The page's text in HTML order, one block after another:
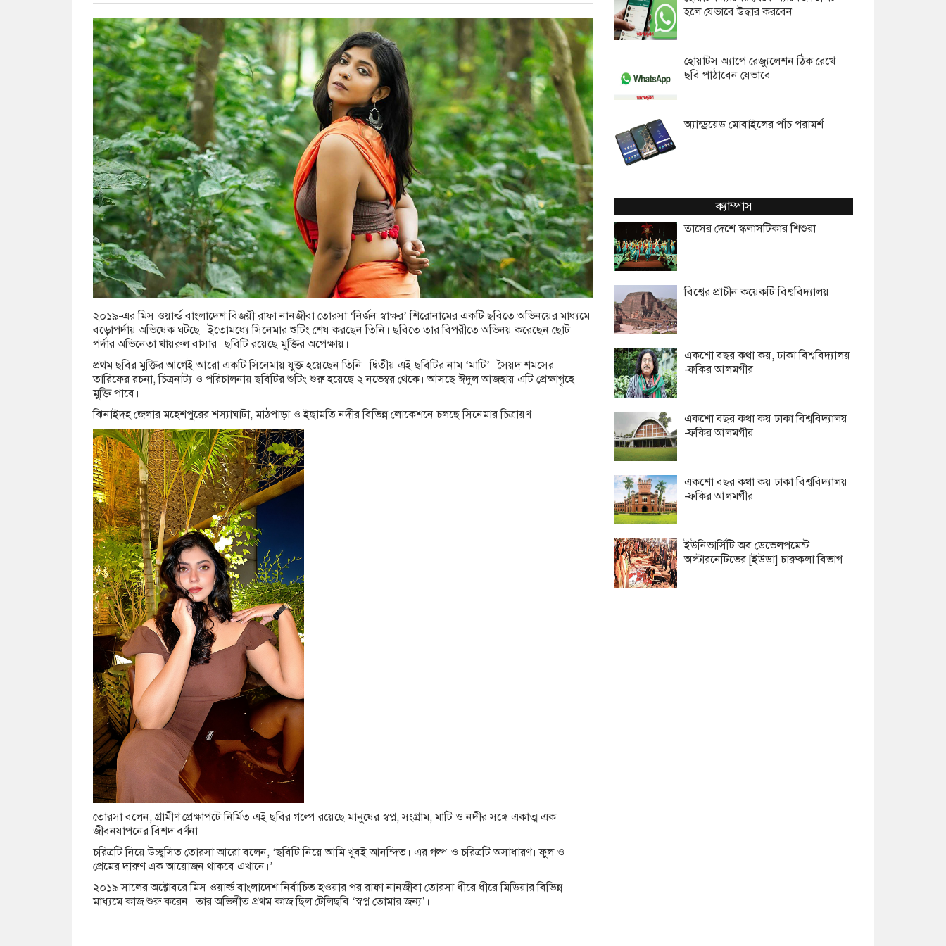
২০১৯-এর মিস ওয়ার্ল্ড বাংলাদেশ বিজয়ী রাফা নানজীবা তোরসা ‘নির্জন স্বাক্ষর’ শিরোনামের একটি ছবিতে অভিনয়ের মাধ্যমে
বড়োপর্দায় অভিষেক ঘটছে। ইতোমধ্যে সিনেমার শুটিং শেষ করছেন তিনি। ছবিতে তার বিপরীতে অভিনয় করেছেন ছোট
পর্দার অভিনেতা খায়রুল বাসার। ছবিটি রয়েছে মুক্তির অপেক্ষায়।
প্রথম ছবির মুক্তির আগেই আরো একটি সিনেমায় যুক্ত হয়েছেন তিনি। দ্বিতীয় এই ছবিটির নাম ‘মাটি’। সৈয়দ শমসের
তারিফের রচনা, চিত্রনাট্য ও পরিচালনায় ছবিটির শুটিং শুরু হয়েছে ২ নভেম্বর থেকে। আসছে ঈদুল আজহায় এটি প্রেক্ষাগৃহে
মুক্তি পাবে।
ঝিনাইদহ জেলার মহেশপুরের শস্যাঘাটা, মাঠপাড়া ও ইছামতি নদীর বিভিন্ন লোকেশনে চলছে সিনেমার চিত্রায়ণ।
তোরসা বলেন, গ্রামীণ প্রেক্ষাপটে নির্মিত এই ছবির গল্পে রয়েছে মানুষের স্বপ্ন, সংগ্রাম, মাটি ও নদীর সঙ্গে একাত্ম এক
জীবনযাপনের বিশদ বর্ণনা।
চরিত্রটি নিয়ে উচ্ছ্বসিত তোরসা আরো বলেন, ‘ছবিটি নিয়ে আমি খুবই আনন্দিত। এর গল্প ও চরিত্রটি অসাধারণ। ফুল ও
প্রেমের দারুণ এক আয়োজন থাকবে এখানে।’
২০১৯ সালের অক্টোবরে মিস ওয়ার্ল্ড বাংলাদেশ নির্বাচিত হওয়ার পর রাফা নানজীবা তোরসা ধীরে ধীরে মিডিয়ার বিভিন্ন
মাধ্যমে কাজ শুরু করেন। তার অভিনীত প্রথম কাজ ছিল টেলিছবি ‘স্বপ্ন তোমার জন্য’।
হলে যেভাবে উদ্ধার করবেন
হোয়াটস অ্যাপে রেজ্যুলেশন ঠিক রেখে
ছবি পাঠাবেন যেভাবে
অ্যান্ড্রয়েড মোবাইলের পাঁচ পরামর্শ
ক্যাম্পাস
তাসের দেশে স্কলাসটিকার শিশুরা
বিশ্বের প্রাচীন কয়েকটি বিশ্ববিদ্যালয়
একশো বছর কথা কয়, ঢাকা বিশ্ববিদ্যালয়
-ফকির আলমগীর
একশো বছর কথা কয় ঢাকা বিশ্ববিদ্যালয়
-ফকির আলমগীর
একশো বছর কথা কয় ঢাকা বিশ্ববিদ্যালয়
-ফকির আলমগীর
ইউনিভার্সিটি অব ডেভেলপমেন্ট
অল্টারনেটিভের [ইউডা] চারুকলা বিভাগ